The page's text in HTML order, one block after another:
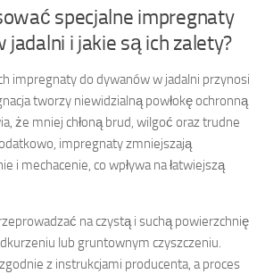
specjalne impregnaty
i jakie są ich zalety?
impregnaty do dywanów w jadalni przynosi
tworzy niewidzialną powłokę ochronną
że mniej chłoną brud, wilgoć oraz trudne
impregnaty zmniejszają
i mechacenie, co wpływa na łatwiejszą
na czystą i suchą powierzchnię
lub gruntownym czyszczeniu.
z instrukcjami producenta, a proces